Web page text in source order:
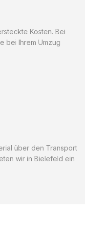
Kosten. Bei
bei Ihrem Umzug
über den Transport
wir in Bielefeld ein